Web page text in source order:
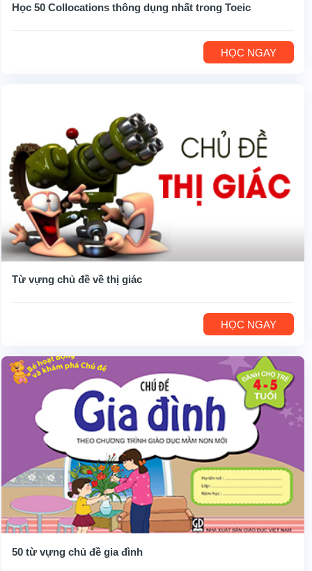
Học 50 Collocations thông dụng nhất trong Toeic
HỌC NGAY
Từ vựng chủ đề về thị giác
HỌC NGAY
50 từ vựng chủ đề gia đình